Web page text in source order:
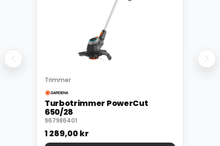
Trimmer
Turbotrimmer PowerCut
650/28
967986401
1 289,00kr